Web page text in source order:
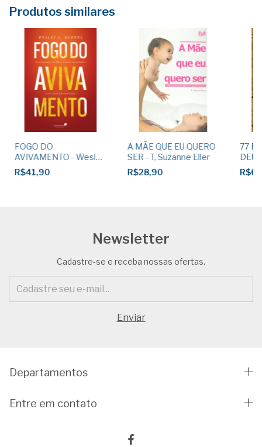
Produtos similares
FOGO DO
AVIVAMENTO - Wesley
L, Duewel
R$41,90
A MÃE QUE EU QUERO
SER - T, Suzanne Eller
R$28,90
77
Newsletter
Cadastre-se e receba nossas ofertas.
Departamentos
Entre em contato